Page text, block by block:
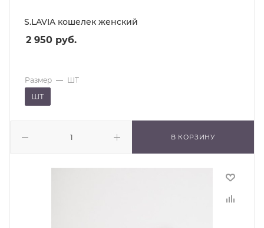
S.LAVIA кошелек женский
2 950 руб.
В КОРЗИНУ
Размер — ШТ
ШТ